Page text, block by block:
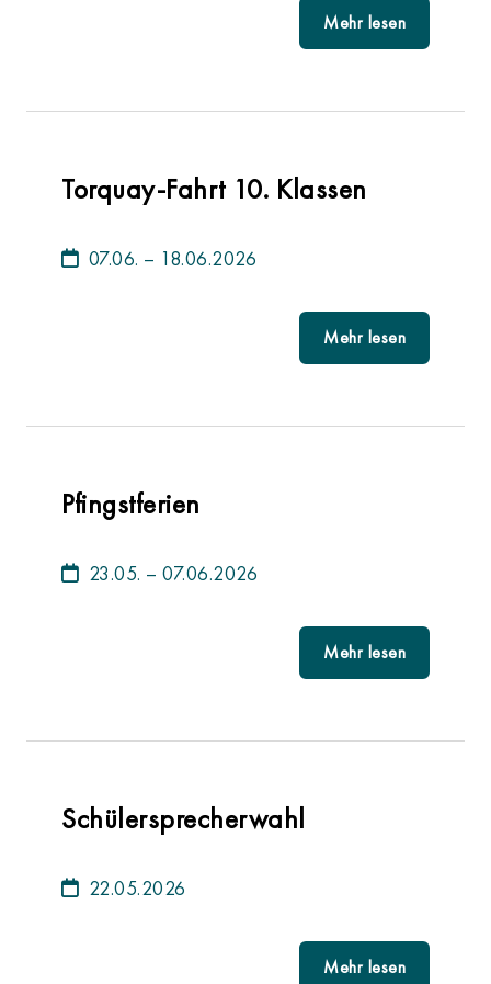
Mehr lesen
Torquay-Fahrt 10. Klassen
07.06. – 18.06.2026
Mehr lesen
Pfingstferien
23.05. – 07.06.2026
Mehr lesen
Schülersprecherwahl
22.05.2026
Mehr lesen